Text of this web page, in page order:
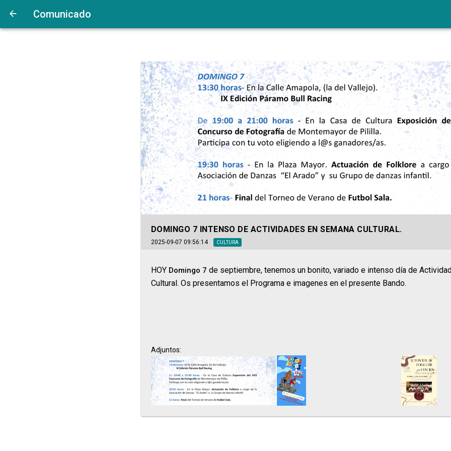
Comunicado
DOMINGO 7 INTENSO DE ACTIVIDADES EN SEMANA CULTURAL.
2025-09-07 09:56:14 CULTURA
HOY Domingo 7 de septiembre, tenemos un bonito, variado e intenso día de
Cultural. Os presentamos el Programa e imagenes en el presente Bando.
Adjuntos: